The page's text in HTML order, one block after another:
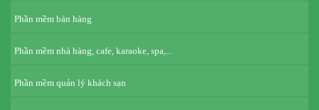
Phần mềm bán hàng
Phần mềm nhà hàng, cafe, karaoke, spa,...
Phần mềm quản lý khách sạn